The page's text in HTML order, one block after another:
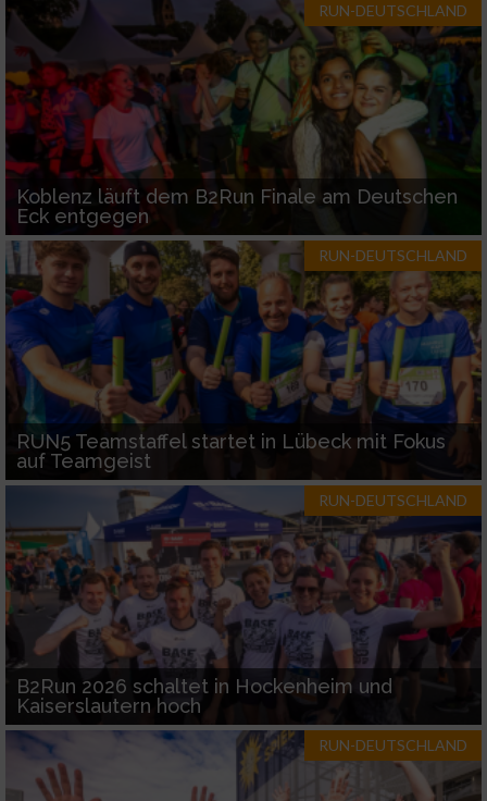
RUN-DEUTSCHLAND
Koblenz läuft dem B2Run Finale am Deutschen
Eck entgegen
RUN-DEUTSCHLAND
RUN5 Teamstaffel startet in Lübeck mit Fokus
auf Teamgeist
RUN-DEUTSCHLAND
B2Run 2026 schaltet in Hockenheim und
Kaiserslautern hoch
RUN-DEUTSCHLAND